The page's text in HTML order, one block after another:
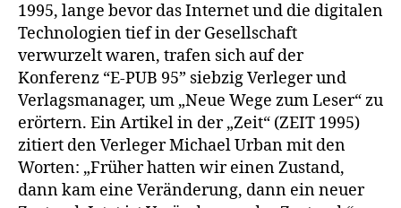
1995, lange bevor das Internet und die digitalen
Technologien tief in der Gesellschaft
verwurzelt waren, trafen sich auf der
Konferenz “E-PUB 95” siebzig Verleger und
Verlagsmanager, um „Neue Wege zum Leser“ zu
erörtern. Ein Artikel in der „Zeit“ (ZEIT 1995)
zitiert den Verleger Michael Urban mit den
Worten: „Früher hatten wir einen Zustand,
dann kam eine Veränderung, dann ein neuer